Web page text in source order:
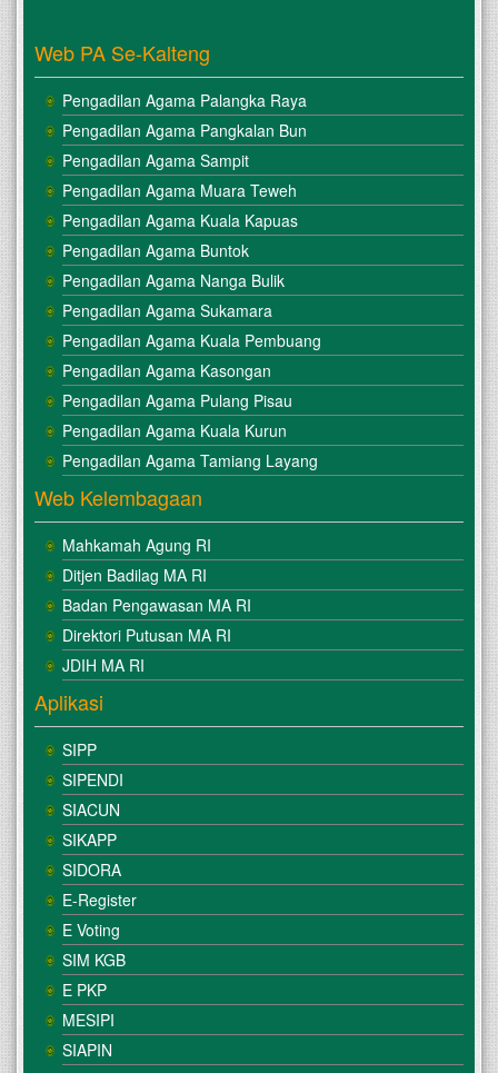
Web PA Se-Kalteng
Pengadilan Agama Palangka Raya
Pengadilan Agama Pangkalan Bun
Pengadilan Agama Sampit
Pengadilan Agama Muara Teweh
Pengadilan Agama Kuala Kapuas
Pengadilan Agama Buntok
Pengadilan Agama Nanga Bulik
Pengadilan Agama Sukamara
Pengadilan Agama Kuala Pembuang
Pengadilan Agama Kasongan
Pengadilan Agama Pulang Pisau
Pengadilan Agama Kuala Kurun
Pengadilan Agama Tamiang Layang
Web Kelembagaan
Mahkamah Agung RI
Ditjen Badilag MA RI
Badan Pengawasan MA RI
Direktori Putusan MA RI
JDIH MA RI
Aplikasi
SIPP
SIPENDI
SIACUN
SIKAPP
SIDORA
E-Register
E Voting
SIM KGB
E PKP
MESIPI
SIAPIN